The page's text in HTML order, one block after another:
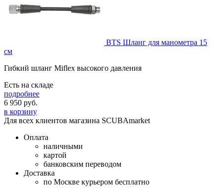
BTS Шланг для манометра 15
см
Гибкий шланг Miflex высокого давления
Есть на складе
подробнее
6 950 руб.
в корзину
Для всех клиентов магазина SCUBAmarket
Оплата
наличными
картой
банковским переводом
Доставка
по Москве курьером бесплатно